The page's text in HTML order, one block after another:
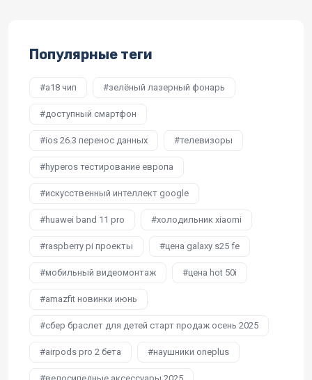
Популярные теги
a18 чип зелёный лазерный фонарь
доступный смартфон
ios 26.3 перенос данных телевизоры
hyperos тестирование европа
искусственный интеллект google
huawei band 11 pro холодильник xiaomi
raspberry pi проекты цена galaxy s25 fe
мобильный видеомонтаж цена hot 50i
amazfit новинки июнь
сбер браслет для детей старт продаж осень 2025
airpods pro 2 бета наушники oneplus